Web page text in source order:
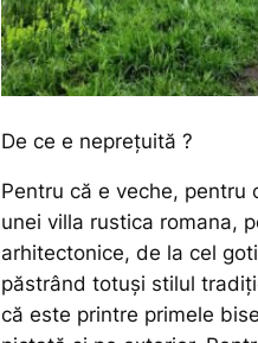
De ce e neprețuită ?
Pentru că e veche, pentru
unei villa rustica romana,
arhitectonice, de la cel
păstrând totuși stilul
că este printre primele